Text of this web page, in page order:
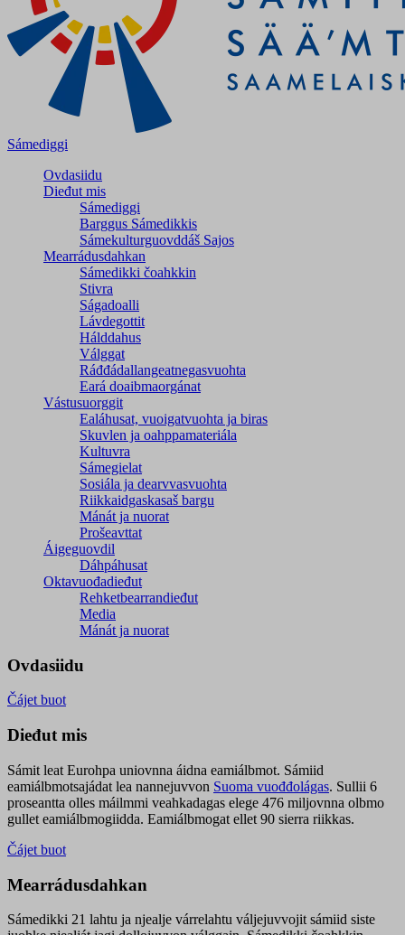
Sámediggi
Ovdasiidu
Dieđut mis
Sámediggi
Barggus Sámedikkis
Sámekulturguovddáš Sajos
Mearrádusdahkan
Sámedikki čoahkkin
Stivra
Ságadoalli
Lávdegottit
Hálddahus
Válggat
Ráđđádallangeatnegas­vuohta
Eará doaibmaorgánat
Vástusuorggit
Ealáhusat, vuoigatvuohta ja biras
Skuvlen ja oahppamateriála
Kultuvra
Sámegielat
Sosiála ja dearvvasvuohta
Riikkaidgaskasaš bargu
Mánát ja nuorat
Prošeavttat
Áigeguovdil
Dáhpáhusat
Oktavuođadieđut
Rehketbearrandieđut
Media
Mánát ja nuorat
Ovdasiidu
Čájet buot
Dieđut mis
Sámit leat Eurohpa uniovnna áidna eamiálbmot. Sámiid
eamiálbmotsajádat lea nannejuvvon Suoma vuođđolágas. Sullii 6
proseantta olles máilmmi veahkadagas elege 476 miljovnna olbmo
gullet eamiálbmogiidda. Eamiálbmogat ellet 90 sierra riikkas.
Čájet buot
Mearrádusdahkan
Sámedikki 21 lahtu ja njealje várrelahtu váljejuvvojit sámiid siste